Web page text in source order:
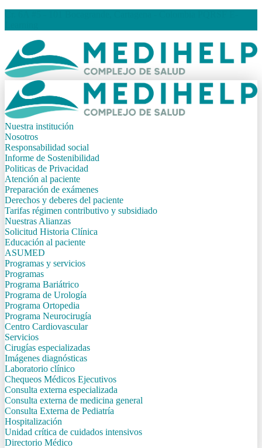
Nuestra institución
Nosotros
Responsabilidad social
Informe de Sostenibilidad
Politicas de Privacidad
Atención al paciente
Preparación de exámenes
Derechos y deberes del paciente
Tarifas régimen contributivo y subsidiado
Nuestras Alianzas
Solicitud Historia Clínica
Educación al paciente
ASUMED
Programas y servicios
Programas
Programa Bariátrico
Programa de Urología
Programa Ortopedia
Programa Neurocirugía
Centro Cardiovascular
Servicios
Cirugías especializadas
Imágenes diagnósticas
Laboratorio clínico
Chequeos Médicos Ejecutivos
Consulta externa especializada
Consulta externa de medicina general
Consulta Externa de Pediatría
Hospitalización
Unidad crítica de cuidados intensivos
Directorio Médico